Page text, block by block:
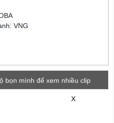
VNG
bọn mình để xem nhiều clip
X